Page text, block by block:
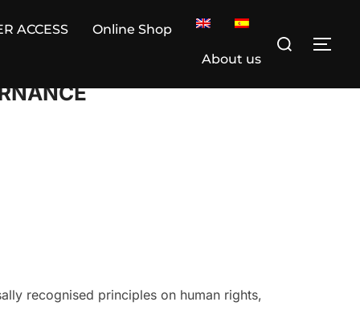
ACCESS
Online Shop
About us
Search
recognised principles on human rights,